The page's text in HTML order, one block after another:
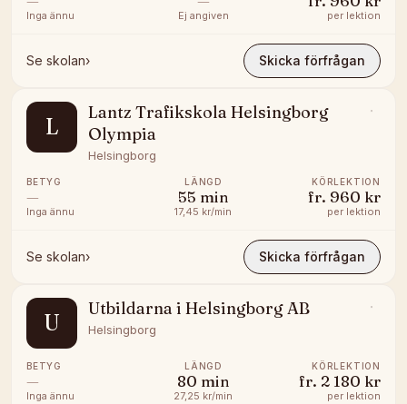
Inga ännu Ej angiven per lektion
Se skolan› Skicka förfrågan
L
Lantz Trafikskola Helsingborg
Olympia
Helsingborg
BETYG
—
Inga ännu
LÄNGD
55 min
17,45 kr/min
KÖRLEKTION
fr. 960 kr
per lektion
Se skolan› Skicka förfrågan
U
Utbildarna i Helsingborg AB
Helsingborg
BETYG
—
Inga ännu
LÄNGD
80 min
27,25 kr/min
KÖRLEKTION
fr. 2 180 kr
per lektion